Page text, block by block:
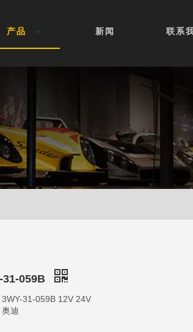
产品 新闻 联系
31-059B
31-059B 12V 24V
迪